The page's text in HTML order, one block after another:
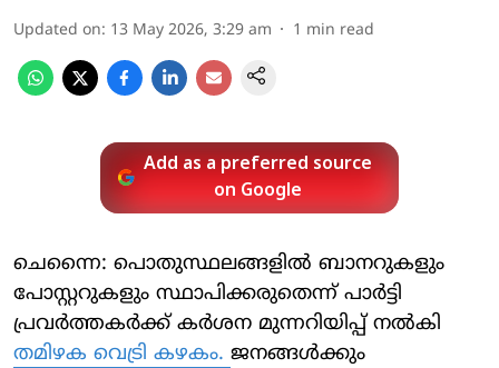
Updated on: 13 May 2026, 3:29 am 1 min read
Add as a preferred source
on Google
ചെന്നൈ: പൊതുസ്ഥലങ്ങളിൽ ബാനറുകളും
പോസ്റ്ററുകളും സ്ഥാപിക്കരുതെന്ന് പാർട്ടി
പ്രവർത്തകർക്ക് കർശന മുന്നറിയിപ്പ് നൽകി
തമിഴക വെട്രി കഴകം. ജനങ്ങൾക്കും